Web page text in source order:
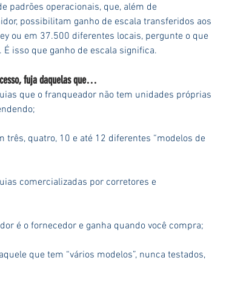
padrões operacionais, que, além de
possibilitam ganho de escala transferidos aos
ou em 37.500 diferentes locais, pergunte o que
isso que ganho de escala significa.
fuja daquelas que…
que o franqueador não tem unidades próprias
três, quatro, 10 e até 12 diferentes “modelos de
comercializadas por corretores e
é o fornecedor e ganha quando você compra;
que tem “vários modelos”, nunca testados,